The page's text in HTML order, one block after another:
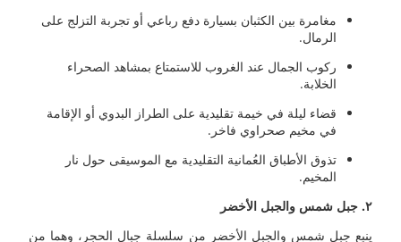
مغامرة بين الكثبان بسيارة دفع رباعي أو تجربة التزلج على
الرمال.
ركوب الجمال عند الغروب للاستمتاع بمشاهد الصحراء
الخلابة.
قضاء ليلة في خيمة تقليدية على الطراز البدوي أو الإقامة
في مخيم صحراوي فاخر.
تذوق الأطباق العُمانية التقليدية مع الموسيقى حول نار
المخيم.
٢. جبل شمس والجبل الأخضر
ينبع جبل شمس والجبل الأخضر من سلسلة جبال الحجر، وهما من